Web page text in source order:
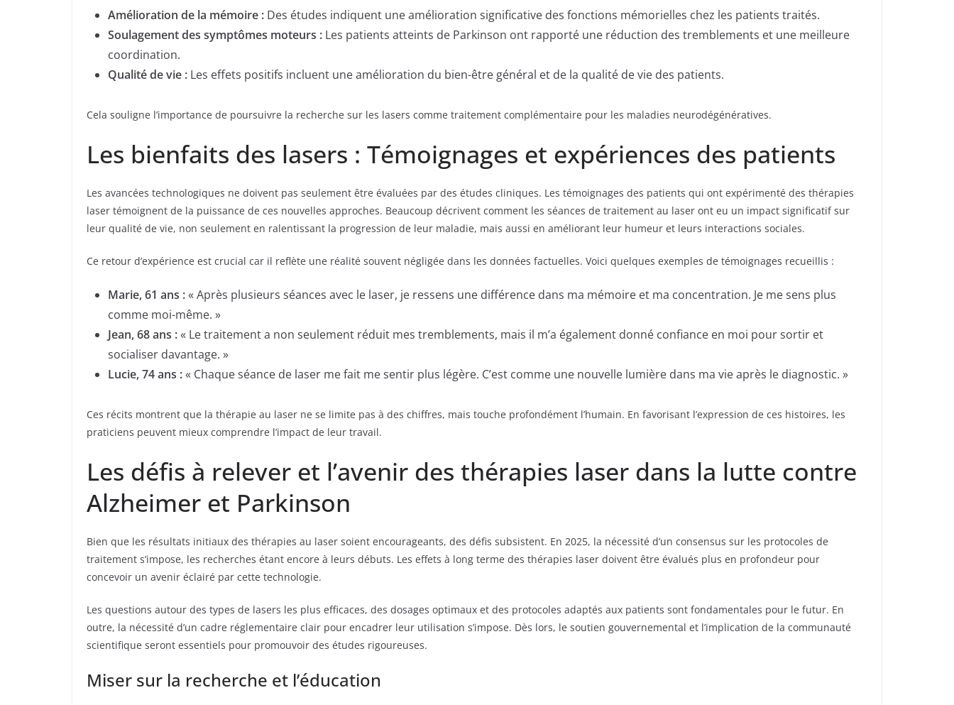
Amélioration de la mémoire : Des études indiquent une amélioration significative des fonctions mémorielles chez les patients traités.
Soulagement des symptômes moteurs : Les patients atteints de Parkinson ont rapporté une réduction des tremblements et une meilleure
coordination.
Qualité de vie : Les effets positifs incluent une amélioration du bien-être général et de la qualité de vie des patients.
Cela souligne l’importance de poursuivre la recherche sur les lasers comme traitement complémentaire pour les maladies neurodégénératives.
Les bienfaits des lasers : Témoignages et expériences des patients
Les avancées technologiques ne doivent pas seulement être évaluées par des études cliniques. Les témoignages des patients qui ont expérimenté des thérapies
laser témoignent de la puissance de ces nouvelles approches. Beaucoup décrivent comment les séances de traitement au laser ont eu un impact significatif sur
leur qualité de vie, non seulement en ralentissant la progression de leur maladie, mais aussi en améliorant leur humeur et leurs interactions sociales.
Ce retour d’expérience est crucial car il reflète une réalité souvent négligée dans les données factuelles. Voici quelques exemples de témoignages recueillis :
Marie, 61 ans :« Après plusieurs séances avec le laser, je ressens une différence dans ma mémoire et ma concentration. Je me sens plus
comme moi-même. »
Jean, 68 ans :« Le traitement a non seulement réduit mes tremblements, mais il m’a également donné confiance en moi pour sortir et
socialiser davantage. »
Lucie, 74 ans :« Chaque séance de laser me fait me sentir plus légère. C’est comme une nouvelle lumière dans ma vie après le diagnostic. »
Ces récits montrent que la thérapie au laser ne se limite pas à des chiffres, mais touche profondément l’humain. En favorisant l’expression de ces histoires, les
praticiens peuvent mieux comprendre l’impact de leur travail.
Les défis à relever et l’avenir des thérapies laser dans la lutte contre
Alzheimer et Parkinson
Bien que les résultats initiaux des thérapies au laser soient encourageants, des défis subsistent. En 2025, la nécessité d’un consensus sur les protocoles de
traitement s’impose, les recherches étant encore à leurs débuts. Les effets à long terme des thérapies laser doivent être évalués plus en profondeur pour
concevoir un avenir éclairé par cette technologie.
Les questions autour des types de lasers les plus efficaces, des dosages optimaux et des protocoles adaptés aux patients sont fondamentales pour le futur. En
outre, la nécessité d’un cadre réglementaire clair pour encadrer leur utilisation s’impose. Dès lors, le soutien gouvernemental et l’implication de la communauté
scientifique seront essentiels pour promouvoir des études rigoureuses.
Miser sur la recherche et l’éducation